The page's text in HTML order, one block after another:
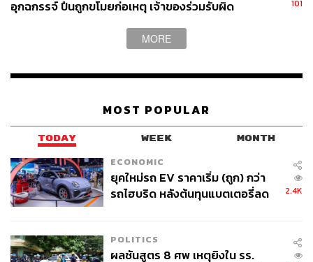
อุกฉกรรจ์ ปืนถูกขโมยก่อเหตุ เจ้าของร่วมรับผิด
101
MORE
MOST POPULAR
TODAY WEEK MONTH
ECONOMIC
ยุคใหม่รถ EV ราคาเริ่ม (ถูก) กว่า
รถไฮบริด หลังต้นทุนแบตเตอรี่ลด
2.4K
POLITICS
ผลชันสูตร 8 ศพ เหตุยิงใน รร.